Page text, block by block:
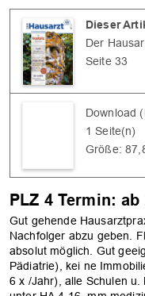
Dieser
Der
Seite 33
Download
1 Seite(n)
Größe:
PLZ 4 Termin: ab
Gut gehende
Nachfolger abzu­ geben.
absolut möglich. Gut
Pädiatrie), kei­ ne
6 x /Jahr), alle Schulen